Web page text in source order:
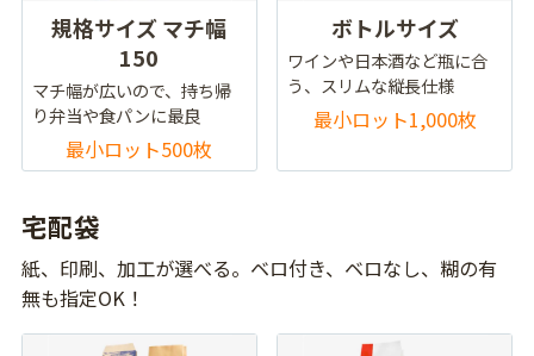
規格サイズ マチ幅
150
マチ幅が広いので、持ち帰
り弁当や食パンに最良
最小ロット500枚
ボトルサイズ
ワインや日本酒など瓶に合
う、スリムな縦長仕様
最小ロット1,000枚
宅配袋
紙、印刷、加工が選べる。ベロ付き、ベロなし、糊の有
無も指定OK！